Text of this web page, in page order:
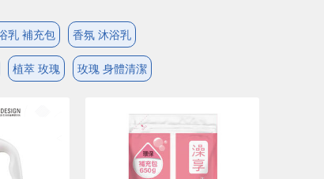
乳 補充包 香氛 沐浴乳
植萃 玫瑰 玫瑰 身體清潔